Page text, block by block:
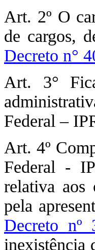
Art. 2º O
de cargos,
Decreto n°
Art. 3°
Federal –
Art. 4º
Federal -
relativa aos
pela
Decreto nº
inexistência